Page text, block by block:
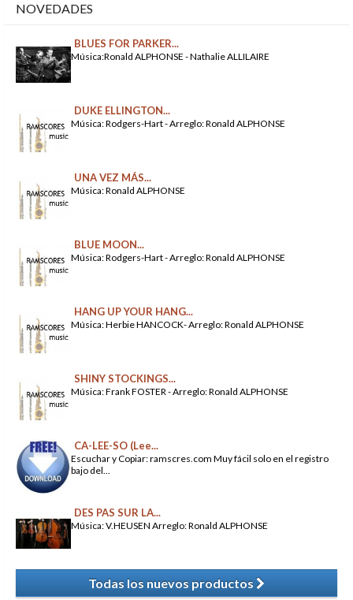
NOVEDADES
BLUES FOR PARKER...
Música:Ronald ALPHONSE - Nathalie ALLILAIRE
DUKE ELLINGTON...
Música: Rodgers-Hart - Arreglo: Ronald ALPHONSE
UNA VEZ MÁS...
Música: Ronald ALPHONSE
BLUE MOON...
Música: Rodgers-Hart - Arreglo: Ronald ALPHONSE
HANG UP YOUR HANG...
Música: Herbie HANCOCK- Arreglo: Ronald ALPHONSE
SHINY STOCKINGS...
Música: Frank FOSTER - Arreglo: Ronald ALPHONSE
CA-LEE-SO (Lee...
Escuchar y Copiar: ramscres.com Muy fácil solo en el registro
bajo del...
DES PAS SUR LA...
Música: V.HEUSEN Arreglo: Ronald ALPHONSE
Todas los nuevos productos